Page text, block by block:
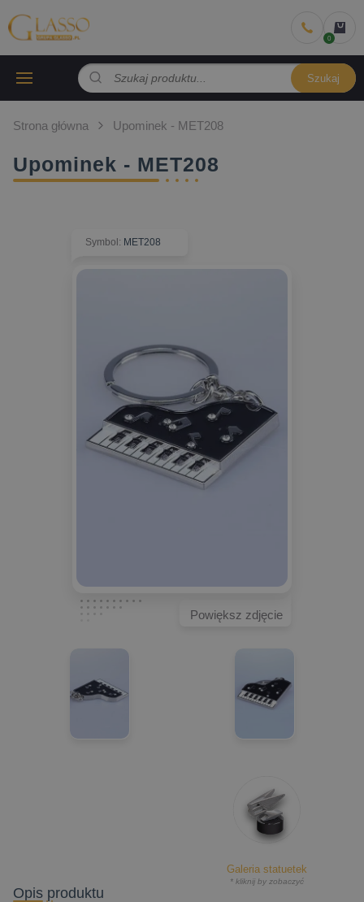
Szukaj
Strona główna Upominek - MET208
Upominek - MET208
Symbol : MET208
Powiększ zdjęcie
Galeria statuetek
* kliknij by zobaczyć
Opis produktu